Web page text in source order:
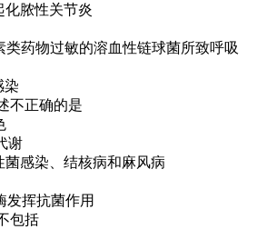
化脓性关节炎
类药物过敏的溶血性链球菌所致呼吸
染
不正确的是
谢
感染、结核病和麻风病
发挥抗菌作用
包括